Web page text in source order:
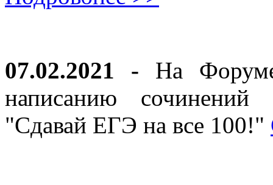
07.02.2021 - На
написанию
"Сдавай ЕГЭ на все 100!"